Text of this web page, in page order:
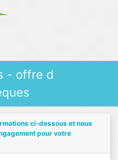
- offre d
ci-dessous et nous
pour votre